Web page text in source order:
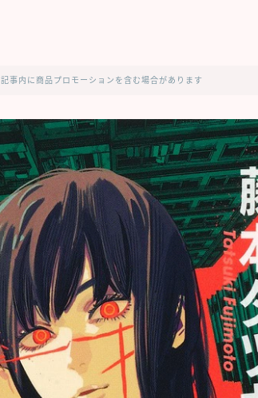
記事内に商品プロモーションを含む場合があります